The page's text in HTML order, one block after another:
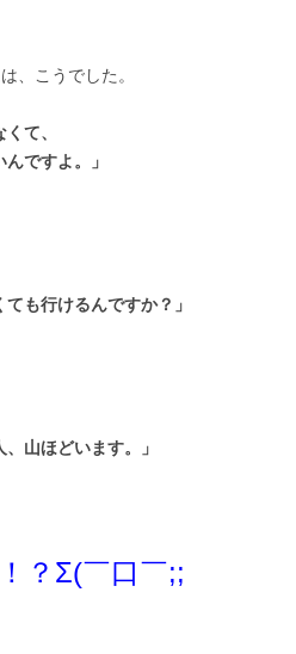
、こうでした。
て、
ですよ。」
も行けるんですか？」
山ほどいます。」
？Σ(￣口￣;;